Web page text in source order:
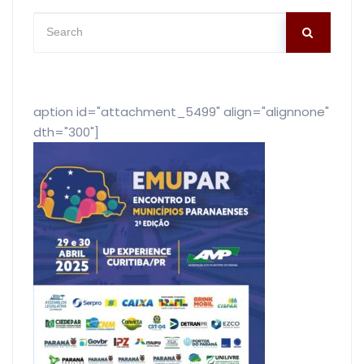
[caption id="attachment_5499" align="alignnone"
width="300"]